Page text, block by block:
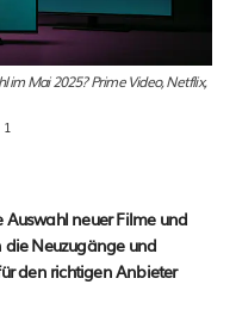
Mai 2025? Prime Video, Netflix,
1
neuer Filme und
die Neuzugänge und
den richtigen Anbieter